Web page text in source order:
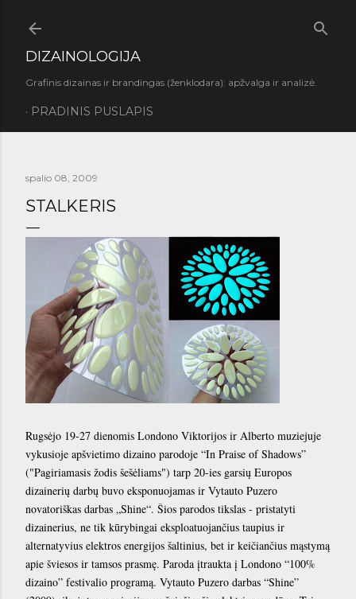
DIZAINOLOGIJA
Grafinis dizainas ir brandingas (ženklodara): apžvalga ir analizė.
PRADINIS PUSLAPIS
spalio 08, 2009
STALKERIS
Rugsėjo 19-27 dienomis Londono Viktorijos ir Alberto muziejuje
vykusioje apšvietimo dizaino parodoje “In Praise of Shadows”
("Pagiriamasis žodis šešėliams") tarp 20-ies garsių Europos
dizainerių darbų buvo eksponuojamas ir Vytauto Puzero
novatoriškas darbas „Shine“. Šios parodos tikslas - pristatyti
dizainerius, ne tik kūrybingai eksploatuojančius taupius ir
alternatyvius elektros energijos šaltinius, bet ir keičiančius mąstymą
apie šviesos ir tamsos prasmę. Paroda įtraukta į Londono “100%
dizaino” festivalio programą. Vytauto Puzero darbas “Shine”